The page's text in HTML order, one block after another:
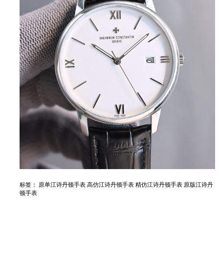
标签： 原单江诗丹顿手表 高仿江诗丹顿手表 精仿江诗丹顿手表 原版江诗丹
顿手表